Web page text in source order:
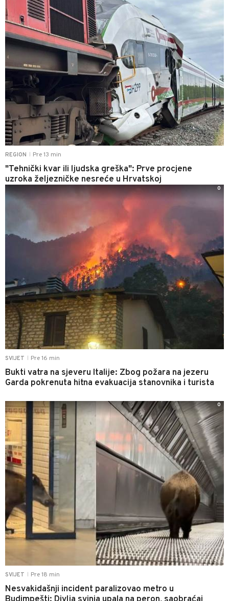
REGION Pre 13 min
"Tehnički kvar ili ljudska greška": Prve procjene
uzroka željezničke nesreće u Hrvatskoj
SVIJET Pre 16 min
Bukti vatra na sjeveru Italije: Zbog požara na jezeru
Garda pokrenuta hitna evakuacija stanovnika i turista
0
SVIJET Pre 18 min
Nesvakidašnji incident paralizovao metro u
0